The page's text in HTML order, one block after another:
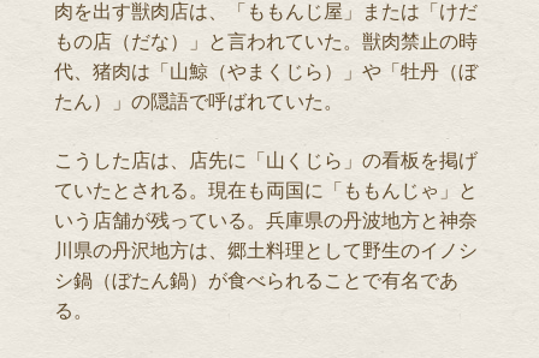
肉を出す獣肉店は、「ももんじ屋」または「けだ
もの店（だな）」と言われていた。獣肉禁止の時
代、猪肉は「山鯨（やまくじら）」や「牡丹（ぼ
たん）」の隠語で呼ばれていた。
こうした店は、店先に「山くじら」の看板を掲げ
ていたとされる。現在も両国に「ももんじゃ」と
いう店舗が残っている。兵庫県の丹波地方と神奈
川県の丹沢地方は、郷土料理として野生のイノシ
シ鍋（ぼたん鍋）が食べられることで有名であ
る。